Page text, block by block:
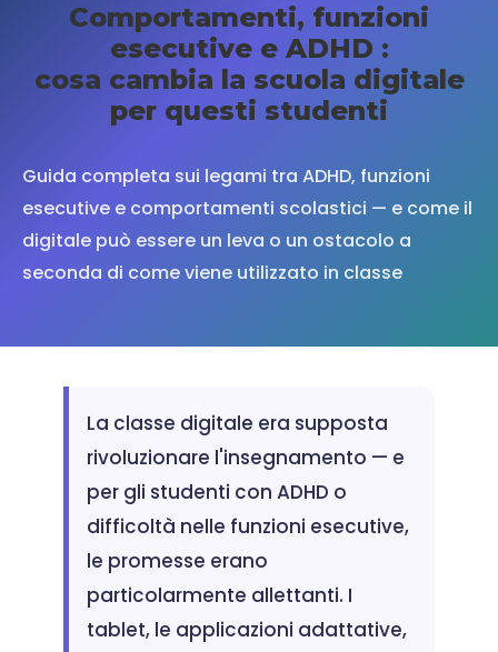
Comportamenti, funzioni
esecutive e ADHD :
cosa cambia la scuola digitale
per questi studenti
Guida completa sui legami tra ADHD, funzioni
esecutive e comportamenti scolastici — e come il
digitale può essere un leva o un ostacolo a
seconda di come viene utilizzato in classe
La classe digitale era supposta
rivoluzionare l'insegnamento — e
per gli studenti con ADHD o
difficoltà nelle funzioni esecutive,
le promesse erano
particolarmente allettanti. I
tablet, le applicazioni adattative,